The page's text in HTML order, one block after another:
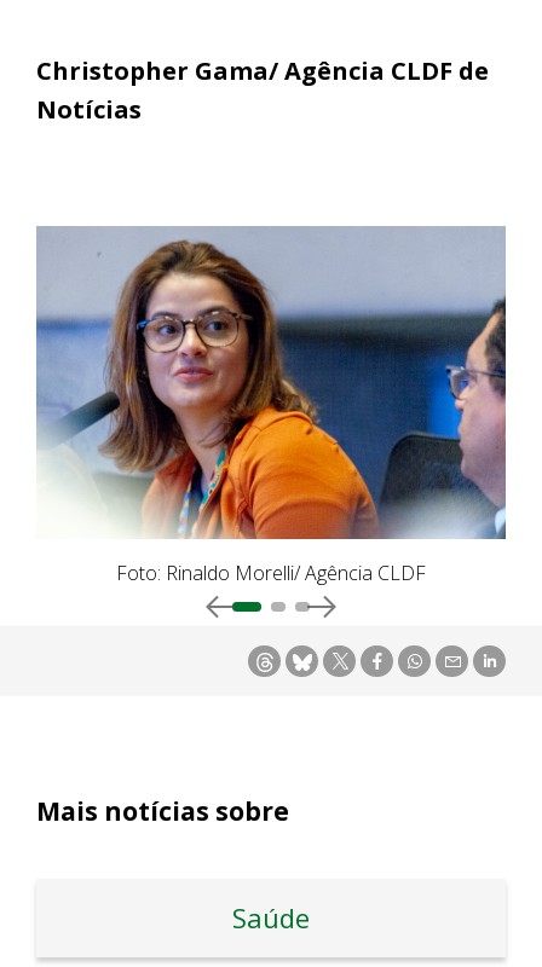
Christopher Gama/ Agência CLDF de
Notícias
Foto: Rinaldo Morelli/ Agência CLDF
Mais notícias sobre
Saúde